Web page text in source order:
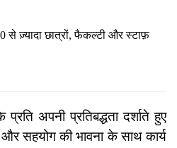
से ज़्यादा छात्रों, फैकल्टी और स्टाफ़
अपनी प्रतिबद्धता दर्शाते हुए
और सहयोग की भावना के साथ कार्य